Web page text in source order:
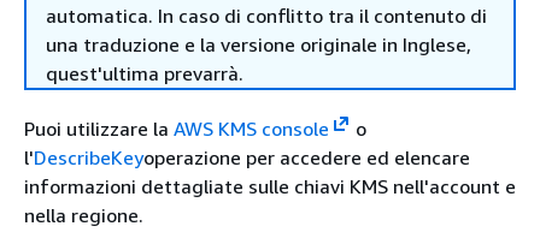
automatica. In caso di conflitto tra il contenuto di
una traduzione e la versione originale in Inglese,
quest'ultima prevarrà.
Puoi utilizzare la AWS KMS console
o
l'DescribeKeyoperazione per accedere ed elencare
informazioni dettagliate sulle chiavi KMS nell'account e
nella regione.